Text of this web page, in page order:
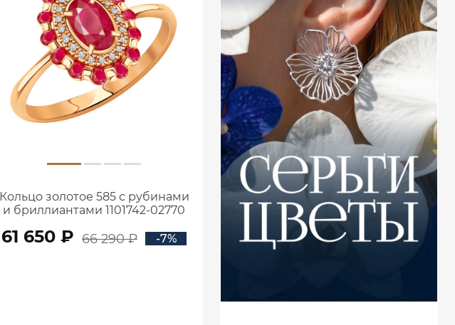
Кольцо золотое 585 с рубинами
и бриллиантами 1101742-02770
61 650 ₽ 66 290 ₽ -7%